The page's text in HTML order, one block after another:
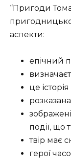
“Пригоди
аспекти:
епічний
це
події, що
твір має
герої